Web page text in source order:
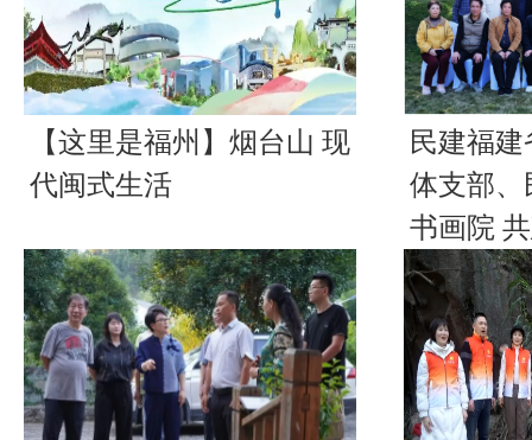
【这里是福州】烟台山 现
代闽式生活
民建福
体支部、
书画院